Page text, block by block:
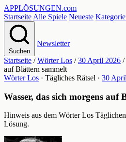
APPLÖSUNGEN.com
Startseite Alle Spiele Neueste
Suchen
Newsletter
Startseite / Wörter Los / 30 April 2026 /
auf Blättern sammelt
Wörter Los · Tägliches Rätsel · 30
Wasser, das sich morgens auf
Hinweis aus dem Wörter Los
Lösung.